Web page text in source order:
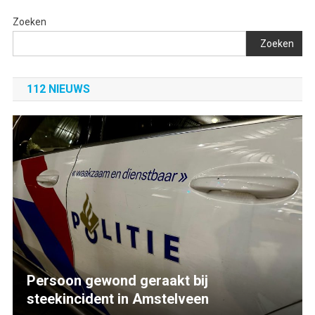
Zoeken
Zoeken
112 NIEUWS
Persoon gewond geraakt bij
steekincident in Amstelveen